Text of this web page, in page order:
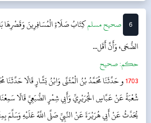
6 ‌صحيح مسلمكِتَابُ صَلَاةِ الْمُسَافِرِينَ وَقَصْرِهَا
الضُّحَى، وَأَنَّ أَقَل...
حکم:صحیح
1703و حَدَّثَنَا مُحَمَّدُ بْنُ الْمُثَنَّى وَابْنُ بَشَّارٍ قَالَا
شُعْبَةُ عَنْ عَبَّاسٍ الْجُرَيْرِيِّ وَأَبِي شِمْرٍ الضُّبَعِيِّ قَالَا
يُحَدِّثُ عَنْ أَبِي هُرَيْرَةَ عَنْ النَّبِيِّ صَلَّى اللَّهُ عَلَيْهِ وَسَلَّمَ